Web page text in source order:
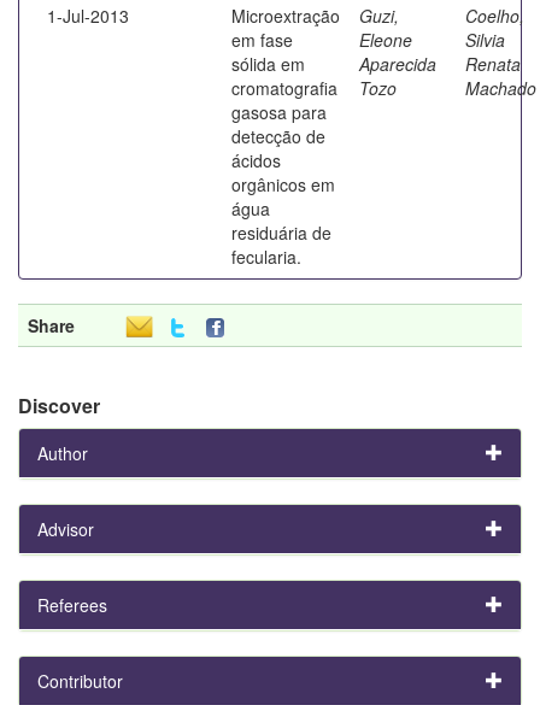
1-Jul-2013
Microextração
em fase
sólida em
cromatografia
gasosa para
detecção de
ácidos
orgânicos em
água
residuária de
fecularia.
Guzi,
Eleone
Aparecida
Tozo
Coelho,
Silvia
Renata
Machado
Share
Discover
Author
Advisor
Referees
Contributor